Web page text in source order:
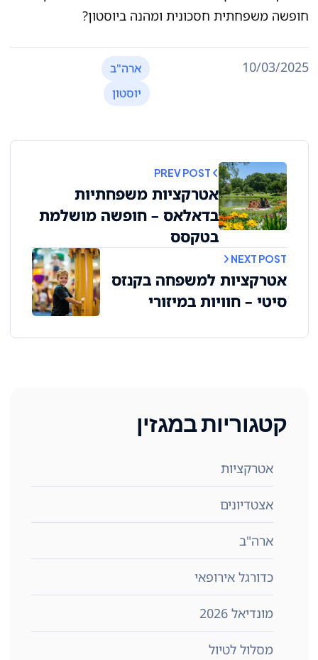
חופשה משפחתית חסכונית ומהנה ביוסטון?
10/03/2025
ארה"ב
יוסטון
אטרקציות משפחתיות
בדאלאס – חופשה מושלמת
בטקסס
NEXT POST
אטרקציות למשפחה בקנזס
סיטי – חוויות במיזורי
קטגוריות במגזין
אטרקציות
אצטדיונים
ארה"ב
כדורגל אירופאי
מונדיאל 2026
מסלול לטיול